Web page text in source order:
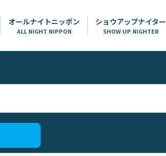
オールナイトニッポン
ALL NIGHT NIPPON
ショウアップナイター
SHOW UP NIGHTER